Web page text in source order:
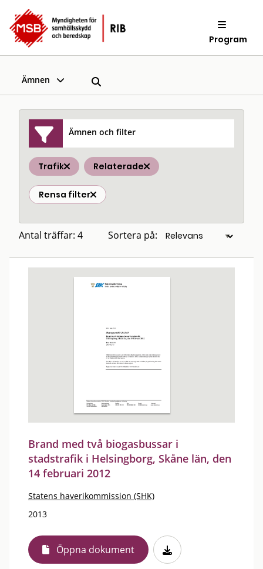
Program
Ämnen
Ämnen och filter
Trafik Relaterade
Rensa filter
Antal träffar: 4 Sortera på:
Brand med två biogasbussar i
stadstrafik i Helsingborg, Skåne län, den
14 februari 2012
Statens haverikommission (SHK)
2013
Öppna dokument